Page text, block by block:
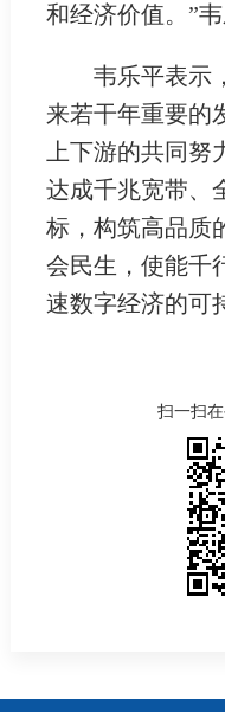
和经济价值。”韦
韦乐平表示，
来若干年重要的
上下游的共同
达成千兆宽带、
标，构筑高品质
会民生，使能千
速数字经济的可
扫一扫